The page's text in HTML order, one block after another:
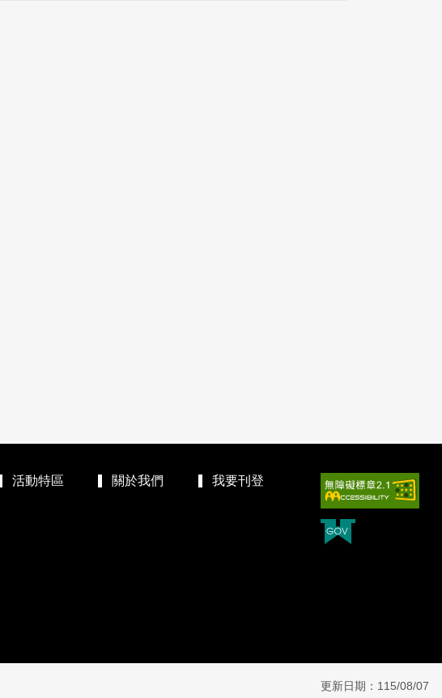
活動特區 關於我們 我要刊登
更新日期：115/08/07